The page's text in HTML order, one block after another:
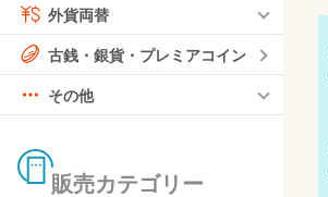
外貨両替
古銭・銀貨・プレミアコイン
その他
販売カテゴリー